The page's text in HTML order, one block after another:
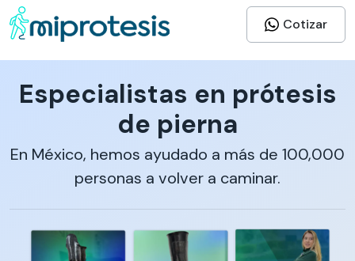
Cotizar
Especialistas en prótesis
de pierna
En México, hemos ayudado a más de 100,000
personas a volver a caminar.